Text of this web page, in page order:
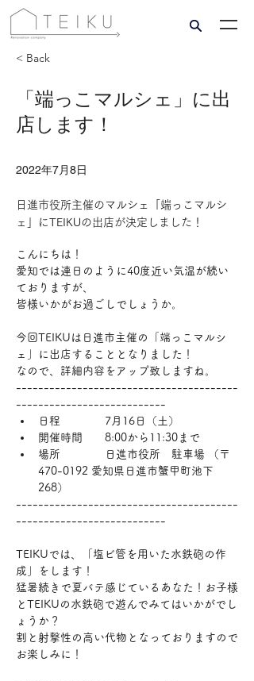
< Back
「端っこマルシェ」に出
店します！
2022年7月8日
日進市役所主催のマルシェ「端っこマルシ
ェ」にTEIKUの出店が決定しました！
こんにちは！
愛知では連日のように40度近い気温が続い
ておりますが、
皆様いかがお過ごしでしょうか。
今回TEIKUは日進市主催の「端っこマルシ
ェ」に出店することとなりました！
なので、詳細内容をアップ致しますね。
----------------------------------------
---------------------------
日程　　　　7月16日（土）
開催時間　　8:00から11:30まで
場所　　　　日進市役所　駐車場 （〒
470-0192 愛知県日進市蟹甲町池下
268）
----------------------------------------
---------------------------
TEIKUでは、「塩ビ管を用いた水鉄砲の作
成」をします！
猛暑続きで夏バテ感じているあなた！お子様
とTEIKUの水鉄砲で遊んでみてはいかがでし
ょうか？
割と射撃性の高い代物となっておりますので
お楽しみに！